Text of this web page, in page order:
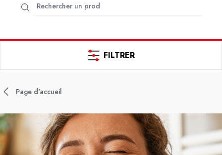
FILTRER
Page d'accueil